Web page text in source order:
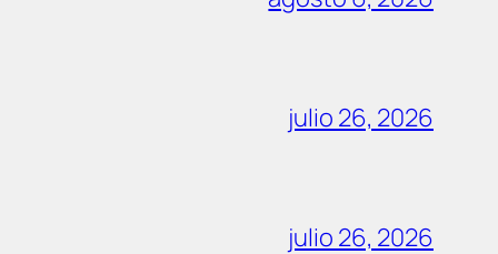
julio 26, 2026
julio 26, 2026